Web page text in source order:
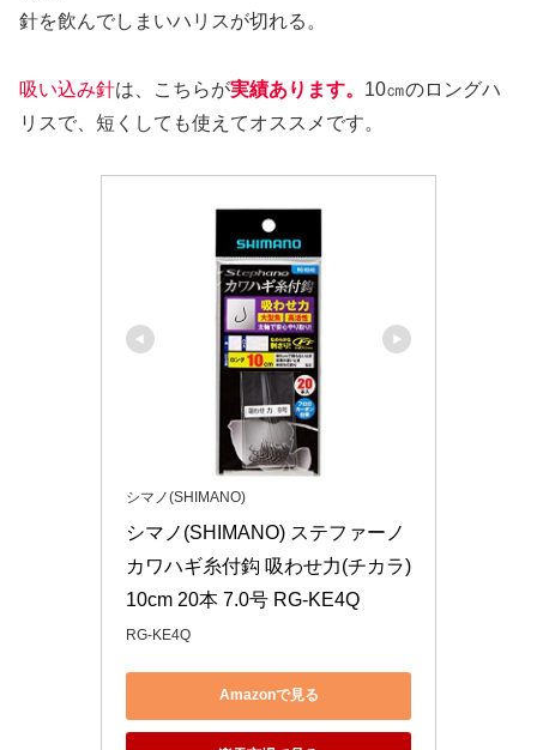
針を飲んでしまいハリスが切れる。
吸い込み針は、こちらが実績あります。 10㎝のロングハ
リスで、短くしても使えてオススメです。
シマノ(SHIMANO)
シマノ(SHIMANO) ステファーノ
カワハギ糸付鈎 吸わせ力(チカラ)
10cm 20本 7.0号 RG-KE4Q
RG-KE4Q
Amazonで見る